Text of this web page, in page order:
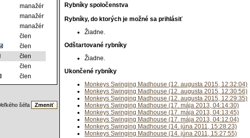
manažér
manažér
manažér
člen
člen
člen
člen
člen
šéfa
Rybníky spoločenstva
Rybníky, do ktorých je možné sa prihlásiť
Žiadne.
Odštartované rybníky
Žiadne.
Ukončené rybníky
Monkeys Swinging Madhouse (12. augusta 2015, 12:32:04)
Monkeys Swinging Madhouse (12. augusta 2015, 12:30:56)
Monkeys Swinging Madhouse (12. augusta 2015, 12:29:35)
Monkeys Swinging Madhouse (17. mája 2013, 04:14:30)
Monkeys Swinging Madhouse (17. mája 2013, 04:13:45)
Monkeys Swinging Madhouse (17. mája 2013, 04:12:04)
Monkeys Swinging Madhouse (14. júna 2011, 15:28:23)
Monkeys Swinging Madhouse (14. júna 2011, 15:27:55)